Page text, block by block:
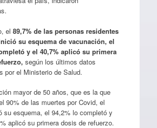
el 89,7% de las personas residentes
su esquema de vacunación, el
y el 40,7% aplicó su primera
según los últimos datos
por el Ministerio de Salud.
mayor de 50 años, que es la que
90% de las muertes por Covid, el
su esquema, el 94,2% lo completó y
aplicó su primera dosis de refuerzo.